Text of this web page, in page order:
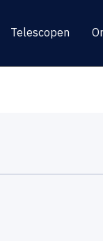
Telescopen